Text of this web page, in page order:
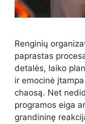
Renginių
paprastas
detalės, laiko
ir emocinė
chaosą. Net
programos eiga
grandininę